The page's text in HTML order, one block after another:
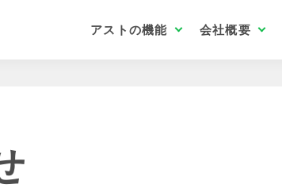
アストの機能 会社概要